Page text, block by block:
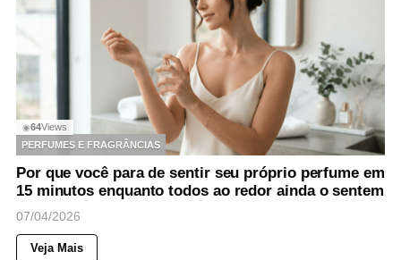
◉64Views
PERFUMES E FRAGRÂNCIAS
Por que você para de sentir seu próprio perfume em
15 minutos enquanto todos ao redor ainda o sentem
07/04/2026
Veja Mais